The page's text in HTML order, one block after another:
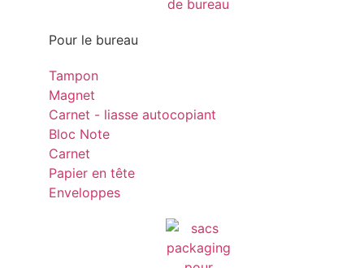
Pour le bureau
Tampon
Magnet
Carnet - liasse autocopiant
Bloc Note
Carnet
Papier en tête
Enveloppes